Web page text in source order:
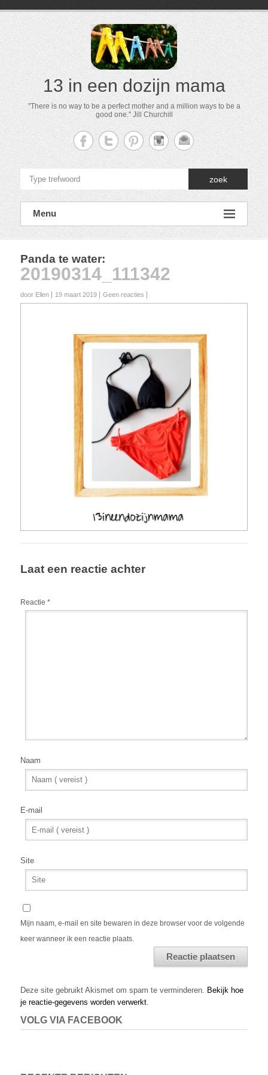
13 in een dozijn mama
"There is no way to be a perfect mother and a million ways to be a
good one." Jill Churchill
zoek
Menu
Panda te water:
20190314_111342
door Ellen 19 maart 2019 Geen reacties
Laat een reactie achter
Reactie *
Naam
E-mail
Site
Mijn naam, e-mail en site bewaren in deze browser voor de volgende
keer wanneer ik een reactie plaats.
Deze site gebruikt Akismet om spam te verminderen. Bekijk hoe
je reactie-gegevens worden verwerkt.
VOLG VIA FACEBOOK